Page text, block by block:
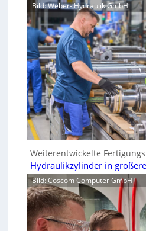
Bild: Weber- Hydraulik GmbH
Weiterentwickelte
Hydraulikzylinder in
Bild: Coscom Computer GmbH